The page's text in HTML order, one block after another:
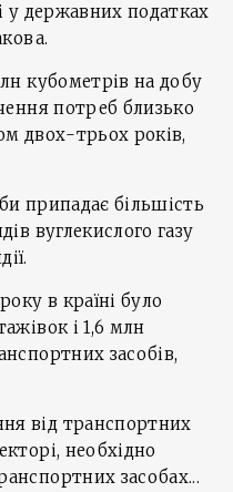
у державних податках
кубометрів на добу
потреб близько
двох-трьох років,
припадає більшість
вуглекислого газу
в країні було
і 1,6 млн
засобів,
від транспортних
необхідно
засобах...